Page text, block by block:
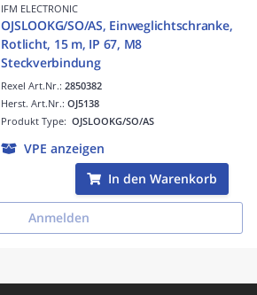
IFM ELECTRONIC
OJSLOOKG/SO/AS, Einweglichtschranke,
Rotlicht, 15 m, IP 67, M8
Steckverbindung
Rexel Art.Nr.:2850382
Produkt Type:OJSLOOKG/SO/AS
Herst. Art.Nr.:OJ5138
VPE anzeigen
In den Warenkorb
Anmelden